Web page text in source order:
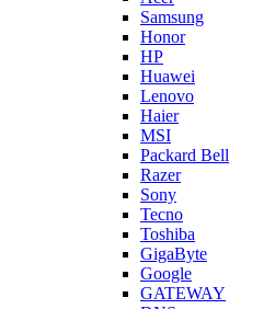
Samsung
Honor
HP
Huawei
Lenovo
Haier
MSI
Packard Bell
Razer
Sony
Tecno
Toshiba
GigaByte
Google
GATEWAY